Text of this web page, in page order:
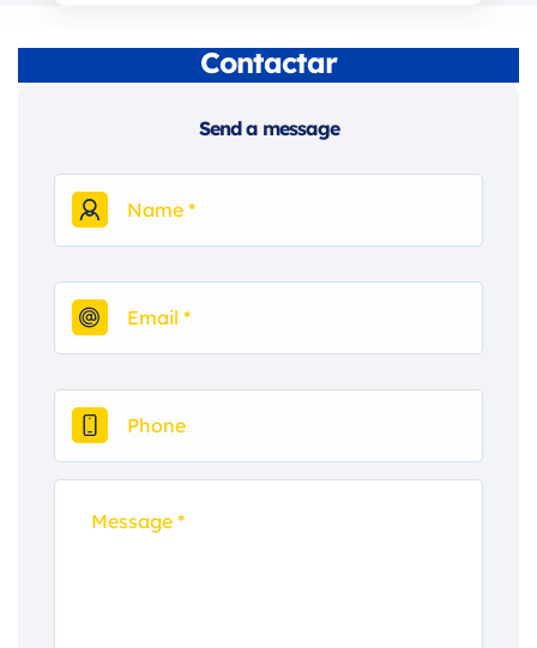
Contactar
Send a message